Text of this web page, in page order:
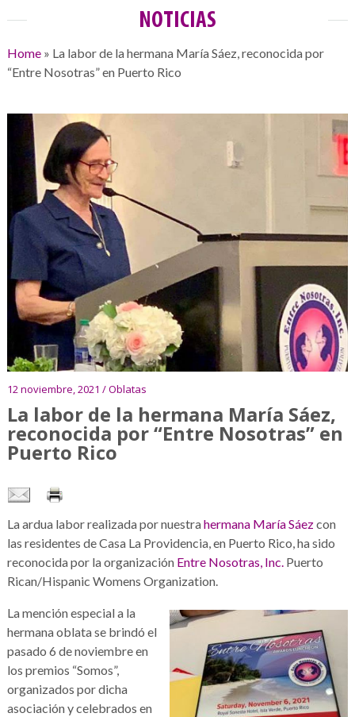
NOTICIAS
Home» La labor de la hermana María Sáez, reconocida por
“Entre Nosotras” en Puerto Rico
12 noviembre, 2021 / Oblatas
La labor de la hermana María Sáez,
reconocida por “Entre Nosotras” en
Puerto Rico
La ardua labor realizada por nuestrahermana María Sáezcon
las residentes de Casa La Providencia, en Puerto Rico, ha sido
reconocida por la organización Entre Nosotras, Inc.Puerto
Rican/Hispanic Womens Organization.
La mención especial a la
hermana oblata se brindó el
pasado 6 de noviembre en
los premios “Somos”,
organizados por dicha
asociación y celebrados en